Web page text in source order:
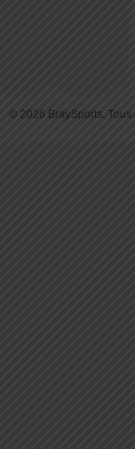
© 2026 BraySports. Tous